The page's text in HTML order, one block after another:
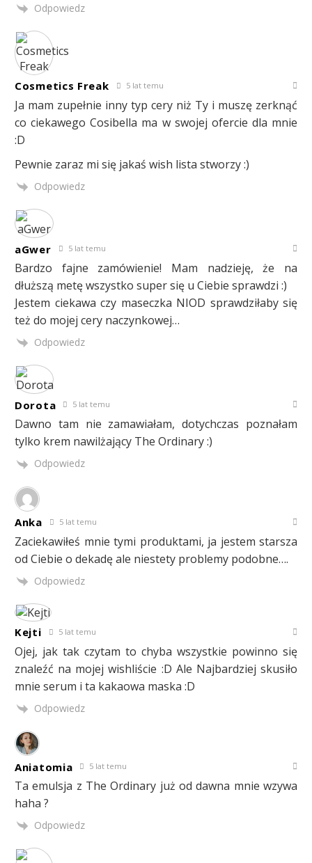
Odpowiedz
Cosmetics Freak 5 lat temu
Ja mam zupełnie inny typ cery niż Ty i muszę zerknąć
co ciekawego Cosibella ma w swojej ofercie dla mnie
:D
Pewnie zaraz mi się jakaś wish lista stworzy :)
Odpowiedz
aGwer 5 lat temu
Bardzo fajne zamówienie! Mam nadzieję, że na
dłuższą metę wszystko super się u Ciebie sprawdzi :)
Jestem ciekawa czy maseczka NIOD sprawdziłaby się
też do mojej cery naczynkowej…
Odpowiedz
Dorota 5 lat temu
Dawno tam nie zamawiałam, dotychczas poznałam
tylko krem nawilżający The Ordinary :)
Odpowiedz
Anka 5 lat temu
Zaciekawiłeś mnie tymi produktami, ja jestem starsza
od Ciebie o dekadę ale niestety problemy podobne….
Odpowiedz
Kejti 5 lat temu
Ojej, jak tak czytam to chyba wszystkie powinno się
znaleźć na mojej wishliście :D Ale Najbardziej skusiło
mnie serum i ta kakaowa maska :D
Odpowiedz
Aniatomia 5 lat temu
Ta emulsja z The Ordinary już od dawna mnie wzywa
haha ?
Odpowiedz